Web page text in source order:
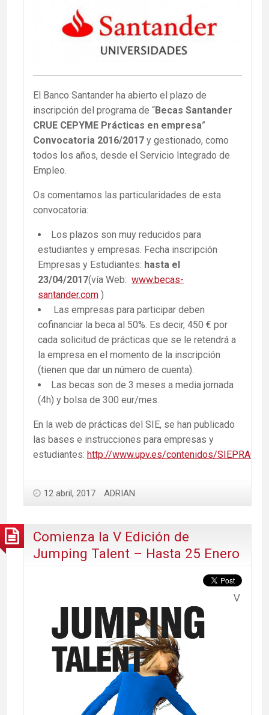
El Banco Santander ha abierto el plazo de
inscripción del programa de “Becas Santander
CRUE CEPYME Prácticas en empresa”
Convocatoria 2016/2017 y gestionado, como
todos los años, desde el Servicio Integrado de
Empleo.
Os comentamos las particularidades de esta
convocatoria:
Los plazos son muy reducidos para
estudiantes y empresas. Fecha inscripción
Empresas y Estudiantes: hasta el
23/04/2017(vía Web: www.becas-
santander.com )
Las empresas para participar deben
cofinanciar la beca al 50%. Es decir, 450 € por
cada solicitud de prácticas que se le retendrá a
la empresa en el momento de la inscripción
(tienen que dar un número de cuenta).
Las becas son de 3 meses a media jornada
(4h) y bolsa de 300 eur/mes.
En la web de prácticas del SIE, se han publicado
las bases e instrucciones para empresas y
estudiantes: http://www.upv.es/contenidos/
12 abril, 2017 ADRIAN
Comienza la V Edición de
Jumping Talent – Hasta 25 Enero
V